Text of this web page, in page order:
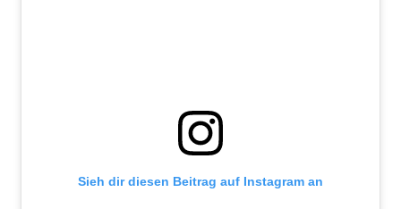
Sieh dir diesen Beitrag auf Instagram an